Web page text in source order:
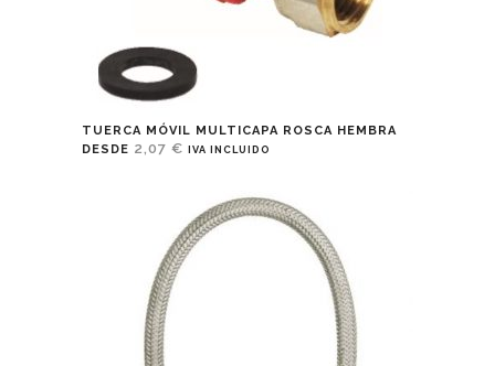
TUERCA MÓVIL MULTICAPA ROSCA HEMBRA
DESDE 2,07 € IVA INCLUIDO